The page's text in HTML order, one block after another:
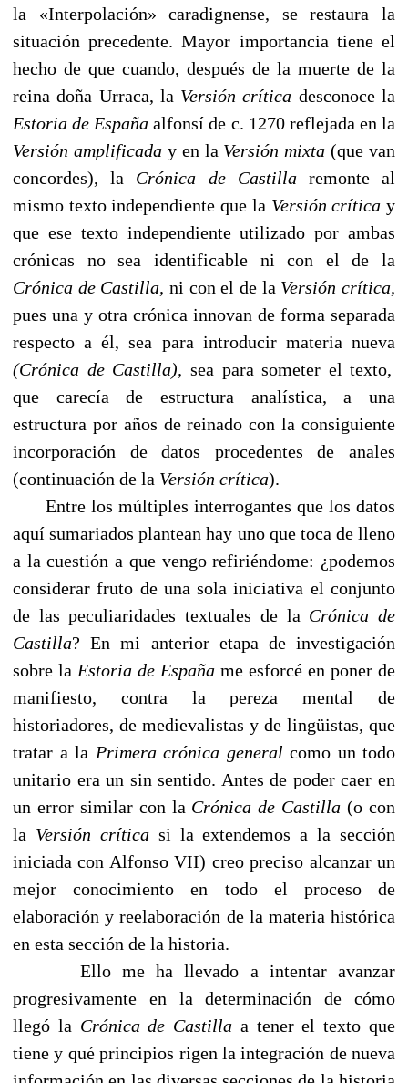
la «Interpolación» caradignense, se restaura la
situación precedente. Mayor importancia tiene el
hecho de que cuando, después de la muerte de la
reina doña Urraca, la Versión crítica desconoce la
Estoria de Españaalfonsí de c. 1270 reflejada en la
Versión amplificada y en la Versión mixta(que van
concordes), la Crónica de Castilla remonte al
mismo texto independiente que la Versión críticay
que ese texto independiente utilizado por ambas
crónicas
no sea identificable ni con el de la
Crónica de Castilla, ni con el de la Versión crítica,
pues una y otra crónica innovan de forma separada
respecto a él, sea para introducir materia nueva
(Crónica de Castilla), sea para someter el texto,
que carecía de
estructura analística, a una
estructura por años de reinado con la consiguiente
incorporación de datos procedentes de anales
(continuación de la Versión crítica).
Entre los múltiples interrogantes que los datos
aquí sumariados plantean hay uno que toca de lleno
a la cuestión a que vengo refiriéndome: ¿podemos
considerar fruto de una sola iniciativa el conjunto
de las peculiaridades textuales de la Crónica de
Castilla? En mi anterior etapa de investigación
sobre la Estoria de España me esforcé en poner de
manifiesto, contra la pereza mental de
historiadores, de medievalistas y de lingüistas, que
tratar a la Primera crónica general como un todo
unitario era un sin sentido. Antes de poder caer en
un error similar con la Crónica de Castilla(o con
la Versión crítica si la extendemos a la sección
iniciada con Alfonso VII) creo preciso alcanzar un
mejor conocimiento en todo el proceso de
elaboración y reelaboración de la materia histórica
en esta sección de la historia.
Ello me ha llevado a intentar avanzar
progresivamente en la determinación de cómo
llegó la Crónica de Castilla a tener el texto que
tiene y qué principios rigen la integración de nueva